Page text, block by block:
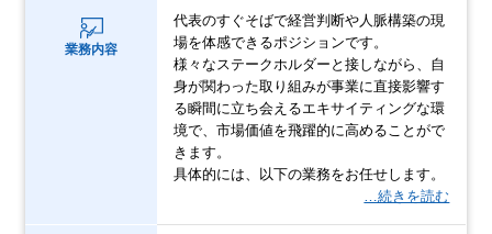
業務内容
代表のすぐそばで経営判断や人脈構築の現
場を体感できるポジションです。
様々なステークホルダーと接しながら、自
身が関わった取り組みが事業に直接影響す
る瞬間に立ち会えるエキサイティングな環
境で、市場価値を飛躍的に高めることがで
きます。
具体的には、以下の業務をお任せします。
…続きを読む